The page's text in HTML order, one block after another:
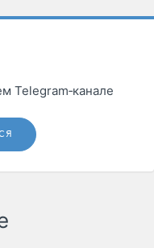
Telegram‑канале